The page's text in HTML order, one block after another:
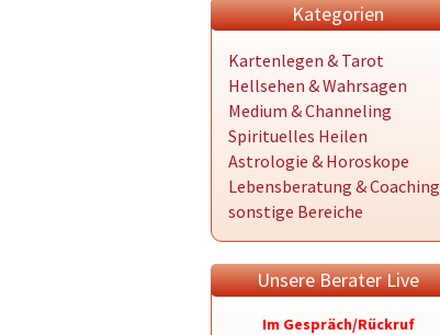
Kategorien
Kartenlegen & Tarot
Hellsehen & Wahrsagen
Medium & Channeling
Spirituelles Heilen
Astrologie & Horoskope
Lebensberatung & Coaching
sonstige Bereiche
Unsere Berater Live
Im Gespräch/Rückruf